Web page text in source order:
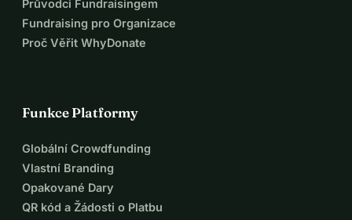
Průvodci Fundraisingem
Fundraising pro Organizace
Proč Věřit WhyDonate
Funkce Platformy
Globální Crowdfunding
Vlastní Branding
Opakované Dary
QR kód a Žádosti o Platbu